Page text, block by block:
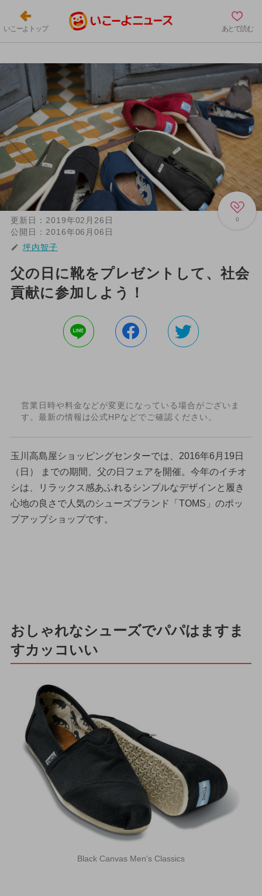
いこーよトップ あとで読む
0
更新日： 2019年02月26日
公開日： 2016年06月06日
坪内智子
父の日に靴をプレゼントして、社会
貢献に参加しよう！
営業日時や料金などが変更になっている場合がございま
す。最新の情報は公式HPなどでご確認ください。
玉川高島屋ショッピングセンターでは、2016年6月19日
（日） までの期間、父の日フェアを開催。今年のイチオ
シは、リラックス感あふれるシンプルなデザインと履き
心地の良さで人気のシューズブランド「TOMS」のポッ
プアップショップです。
おしゃれなシューズでパパはますま
すカッコいい
Black Canvas Men's Classics